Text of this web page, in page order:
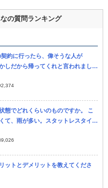
の質問ランキング
約に行ったら、偉そうな人が
しだから帰ってくれと言われまし
さんと何回か打ち合わせするもの
態でどれくらいのものですか。 こ
て、雨が多い。スタットレスタイヤ
は怖いと聞いたことがあるので、
ットとデメリットを教えてくださ